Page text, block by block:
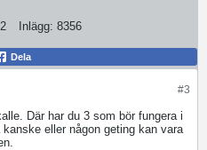
Inlägg: 8356
Dela
#3
Där har du 3 som bör fungera i
eller någon geting kan vara